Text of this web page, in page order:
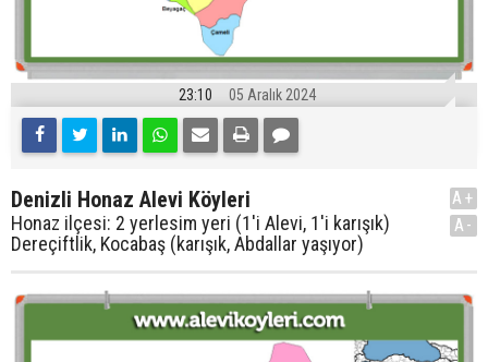
23:10 05 Aralık 2024
Denizli Honaz Alevi Köyleri
Honaz ilçesi: 2 yerlesim yeri (1'i Alevi, 1'i karışık)
Dereçiftlik, Kocabaş (karışık, Abdallar yaşıyor)
A+
A-